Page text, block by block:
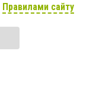
Правилами сайту